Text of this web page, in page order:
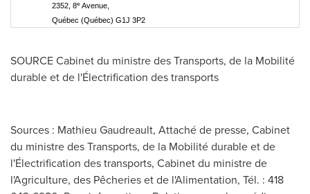
2352, 8e Avenue,
Québec (Québec) G1J 3P2
SOURCE Cabinet du ministre des Transports, de la Mobilité
durable et de l'Électrification des transports
Sources : Mathieu Gaudreault, Attaché de presse, Cabinet
du ministre des Transports, de la Mobilité durable et de
l'Électrification des transports, Cabinet du ministre de
l'Agriculture, des Pêcheries et de l'Alimentation, Tél. : 418